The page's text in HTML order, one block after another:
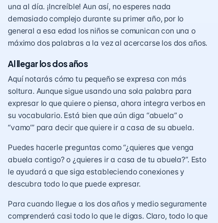
una al día. ¡Increíble! Aun así, no esperes nada
demasiado complejo durante su primer año, por lo
general a esa edad los niños se comunican con una o
máximo dos palabras a la vez al acercarse los dos años.
Al llegar los dos años
Aquí notarás cómo tu pequeño se expresa con más
soltura. Aunque sigue usando una sola palabra para
expresar lo que quiere o piensa, ahora integra verbos en
su vocabulario. Está bien que aún diga “abuela” o
“vamo’” para decir que quiere ir a casa de su abuela.
Puedes hacerle preguntas como “¿quieres que venga
abuela contigo? o ¿quieres ir a casa de tu abuela?”. Esto
le ayudará a que siga estableciendo conexiones y
descubra todo lo que puede expresar.
Para cuando llegue a los dos años y medio seguramente
comprenderá casi todo lo que le digas. Claro, todo lo que